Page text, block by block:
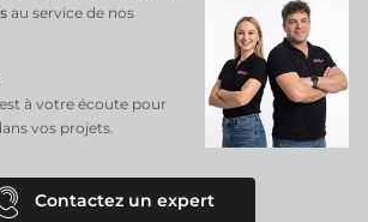
au service de nos
à votre écoute pour
vos projets.
Contactez un expert